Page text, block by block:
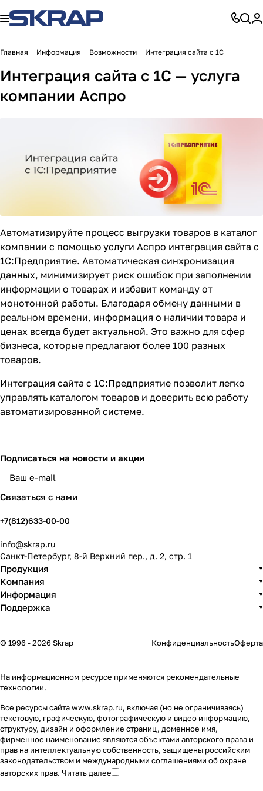
Главная Информация Возможности Интеграция сайта с 1С
Интеграция сайта с 1С — услуга
компании Аспро
Автоматизируйте процесс выгрузки товаров в каталог
компании с помощью услуги Аспро интеграция сайта с
1С:Предприятие. Автоматическая синхронизация
данных, минимизирует риск ошибок при заполнении
информации о товарах и избавит команду от
монотонной работы. Благодаря обмену данными в
реальном времени, информация о наличии товара и
ценах всегда будет актуальной. Это важно для сфер
бизнеса, которые предлагают более 100 разных
товаров.
Интеграция сайта с 1С:Предприятие позволит легко
управлять каталогом товаров и доверить всю работу
автоматизированной системе.
Подписаться на новости и акции
Связаться с нами
+7(812)633-00-00
info@skrap.ru
Санкт-Петербург, 8-й Верхний пер., д. 2, стр. 1
Продукция
Компания
Информация
Поддержка
© 1996 - 2026 Skrap КонфиденциальностьОферта
На информационном ресурсе применяются рекомендательные
технологии.
Все ресурсы сайта www.skrap.ru, включая (но не ограничиваясь)
текстовую, графическую, фотографическую и видео информацию,
структуру, дизайн и оформление страниц, доменное имя,
фирменное наименование являются объектами авторского права и
прав на интеллектуальную собственность, защищены российским
законодательством и международными соглашениями об охране
авторских прав. Читать далее